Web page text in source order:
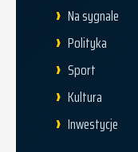
Na sygnale
Polityka
Sport
Kultura
Inwestycje